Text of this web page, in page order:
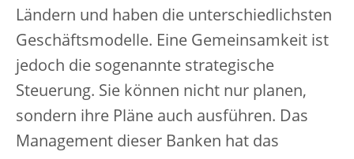
Ländern und haben die unterschiedlichsten
Geschäftsmodelle. Eine Gemeinsamkeit ist
jedoch die sogenannte strategische
Steuerung. Sie können nicht nur planen,
sondern ihre Pläne auch ausführen. Das
Management dieser Banken hat das